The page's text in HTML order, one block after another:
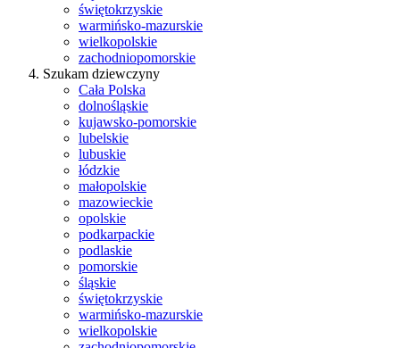
świętokrzyskie
warmińsko-mazurskie
wielkopolskie
zachodniopomorskie
Szukam dziewczyny
Cała Polska
dolnośląskie
kujawsko-pomorskie
lubelskie
lubuskie
łódzkie
małopolskie
mazowieckie
opolskie
podkarpackie
podlaskie
pomorskie
śląskie
świętokrzyskie
warmińsko-mazurskie
wielkopolskie